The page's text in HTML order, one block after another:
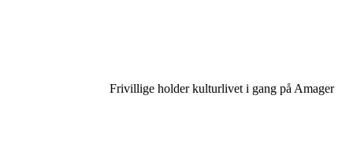
Frivillige holder kulturlivet i gang på Amager